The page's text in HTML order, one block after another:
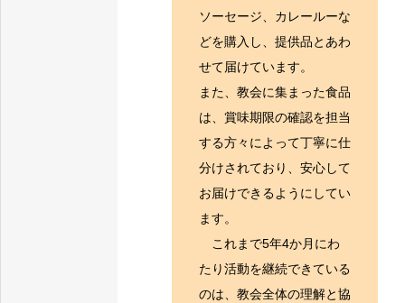
ソーセージ、カレールーな
どを購入し、提供品とあわ
せて届けています。
また、教会に集まった食品
は、賞味期限の確認を担当
する方々によって丁寧に仕
分けされており、安心して
お届けできるようにしてい
ます。
これまで5年4か月にわ
たり活動を継続できている
のは、教会全体の理解と協